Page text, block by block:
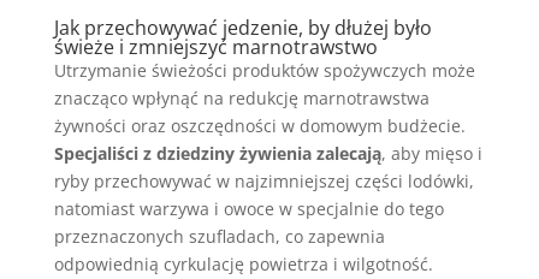
Jak przechowywać jedzenie, by dłużej było
świeże i zmniejszyć marnotrawstwo
Utrzymanie świeżości produktów spożywczych może
znacząco wpłynąć na redukcję marnotrawstwa
żywności oraz oszczędności w domowym budżecie.
Specjaliści z dziedziny żywienia zalecają, aby mięso i
ryby przechowywać w najzimniejszej części lodówki,
natomiast warzywa i owoce w specjalnie do tego
przeznaczonych szufladach, co zapewnia
odpowiednią cyrkulację powietrza i wilgotność.